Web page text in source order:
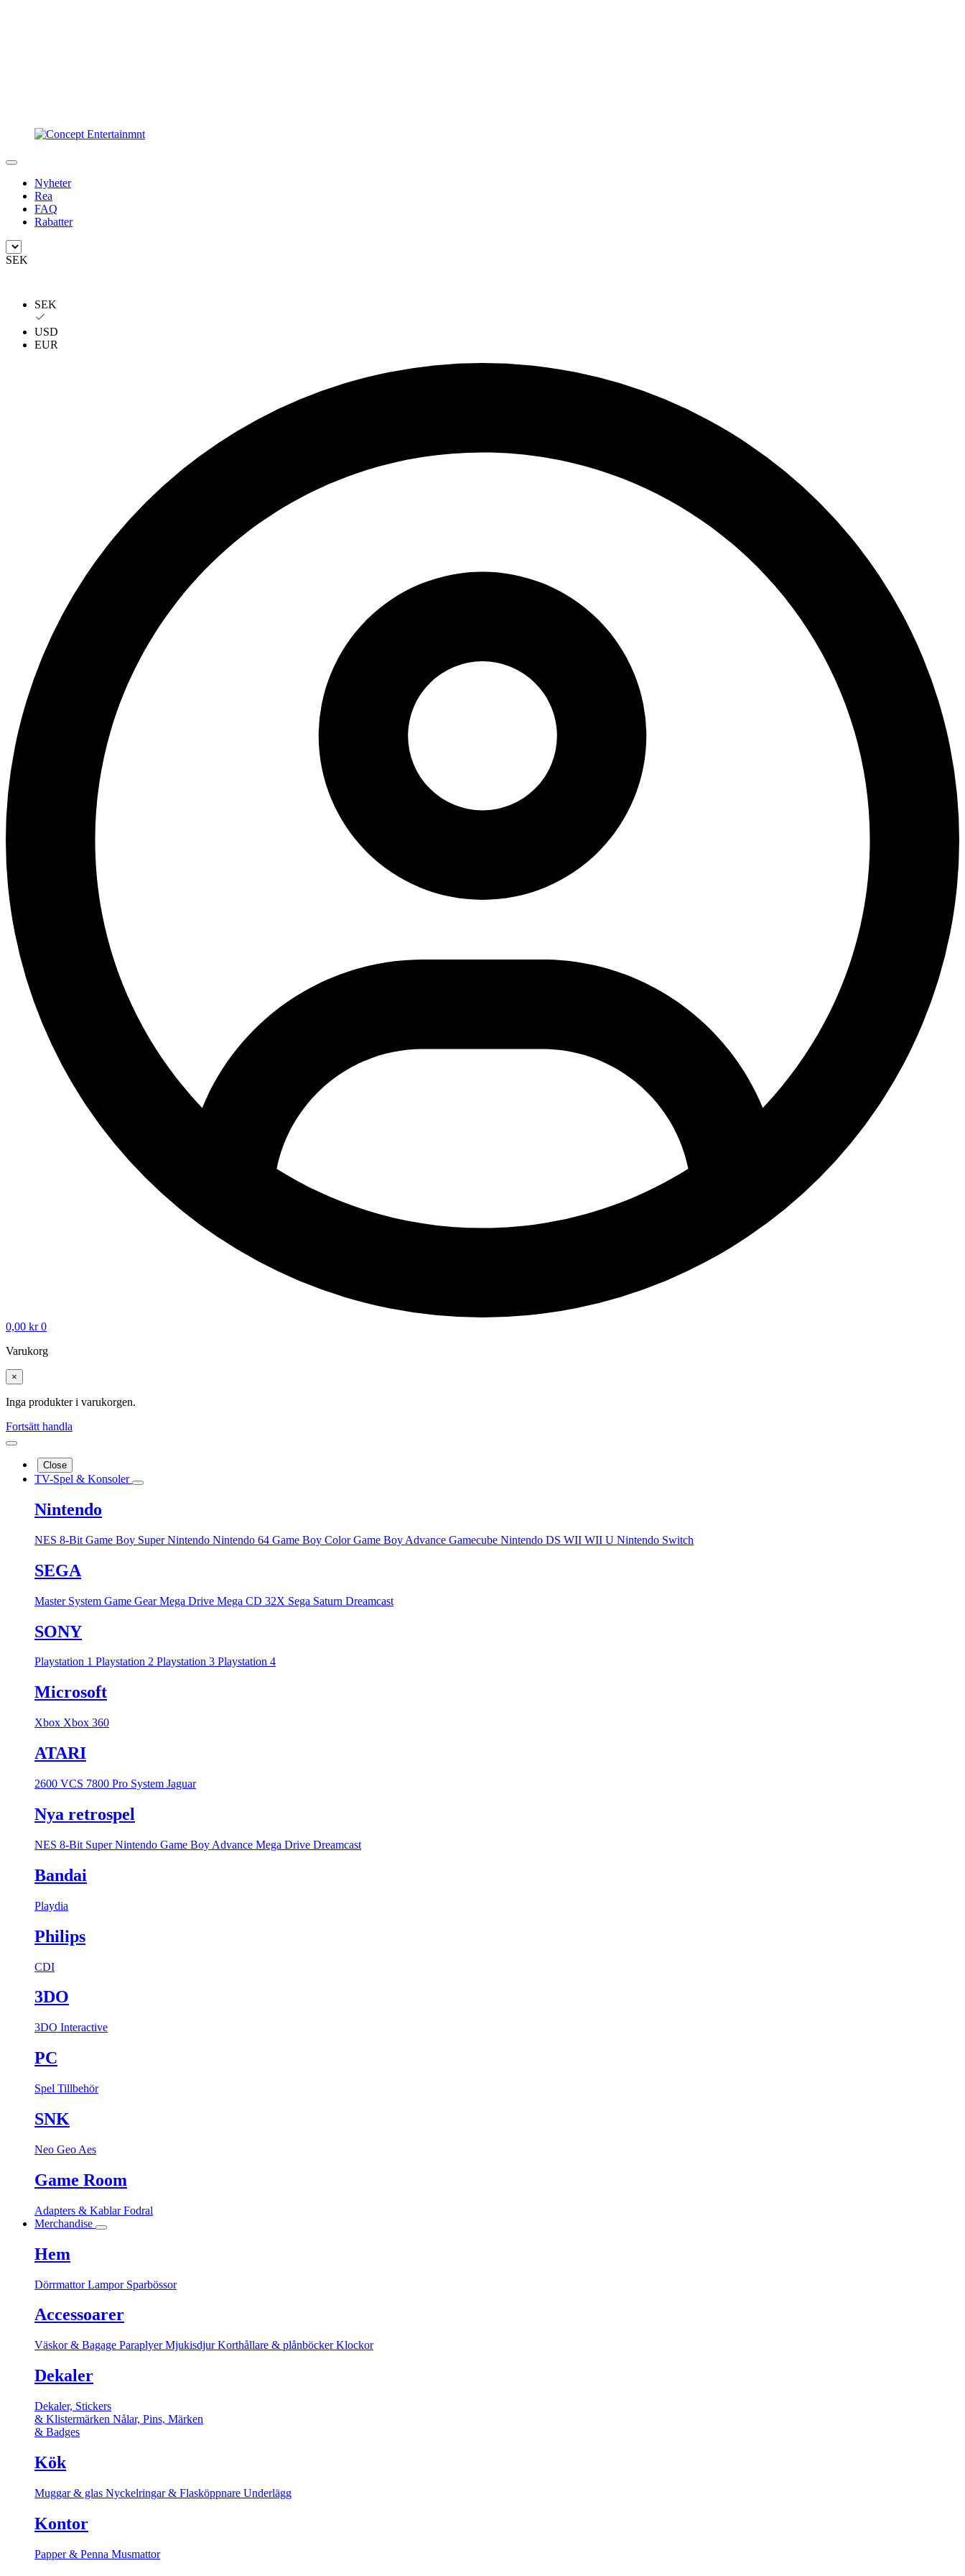
Nyheter
Rea
FAQ
Rabatter
SEK
SEK
USD
EUR
0,00 kr 0
Varukorg
×
Inga produkter i varukorgen.
Fortsätt handla
Close
TV-Spel & Konsoler
Nintendo
NES 8-Bit Game Boy Super Nintendo Nintendo 64 Game Boy ColorGame Boy Advance Gamecube Nintendo DS WII WII U Nintendo Switch
SEGA
Master System Game GearMega Drive Mega CD 32X Sega Saturn Dreamcast
SONY
Playstation 1 Playstation 2 Playstation 3 Playstation 4
Microsoft
Xbox Xbox 360
ATARI
2600 VCS 7800 Pro System Jaguar
Nya retrospel
NES 8-Bit Super Nintendo Game Boy Advance Mega Drive Dreamcast
Bandai
Playdia
Philips
CDI
3DO
3DO Interactive
PC
Spel Tillbehör
SNK
Neo Geo Aes
Game Room
Adapters & KablarFodral
Merchandise
Hem
DörrmattorLampor Sparbössor
Accessoarer
Väskor & Bagage ParaplyerMjukisdjurKorthållare & plånböckerKlockor
Dekaler
Dekaler, Stickers
& Klistermärken Nålar, Pins, Märken
& Badges
Kök
Muggar & glas Nyckelringar & Flasköppnare Underlägg
Kontor
Papper & Penna Musmattor